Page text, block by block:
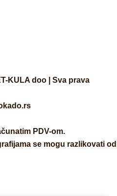
KULA doo | Sva prava
PDV-om.
se mogu razlikovati od